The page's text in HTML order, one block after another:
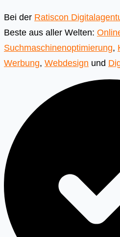
Bei der Ratiscon
Beste aus aller Welten:
Suchmaschinenoptimierung,
Werbung, Webdesign und